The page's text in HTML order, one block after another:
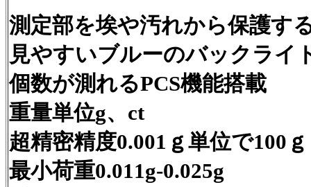
測定部を埃や汚れから保護す
見やすいブルーのバックライ
個数が測れるPCS機能搭載
重量単位g、ct
超精密精度0.001ｇ単位で100
最小荷重0.011g-0.025g